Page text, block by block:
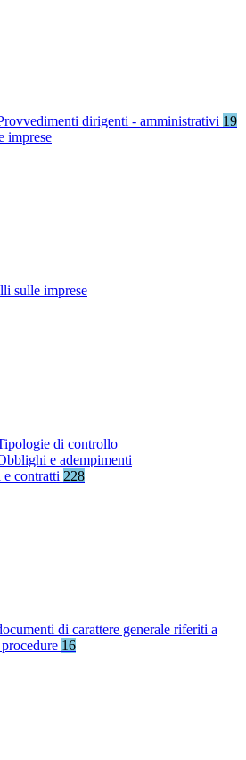
dirigenti - amministrativi 19
imprese
sulle imprese
di controllo
e adempimenti
contratti 228
di carattere generale riferiti a
16